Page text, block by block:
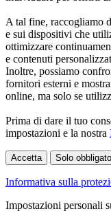
A tal fine, raccogliamo
e sui dispositivi che
ottimizzare
e contenuti
Inoltre, possiamo
fornitori esterni e
online, ma solo se
Prima di dare il tuo
impostazioni e la nostra
Accetta Solo
Informativa sulla
Impostazioni personali